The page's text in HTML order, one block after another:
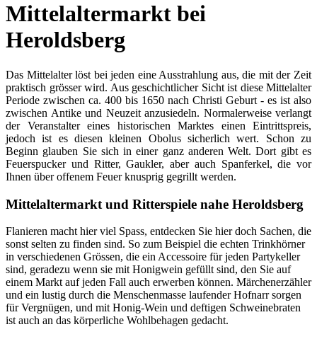
Mittelaltermarkt bei
Heroldsberg
Das Mittelalter löst bei jeden eine Ausstrahlung aus, die mit der Zeit
praktisch grösser wird. Aus geschichtlicher Sicht ist diese Mittelalter
Periode zwischen ca. 400 bis 1650 nach Christi Geburt - es ist also
zwischen Antike und Neuzeit anzusiedeln. Normalerweise verlangt
der Veranstalter eines historischen Marktes einen Eintrittspreis,
jedoch ist es diesen kleinen Obolus sicherlich wert. Schon zu
Beginn glauben Sie sich in einer ganz anderen Welt. Dort gibt es
Feuerspucker und Ritter, Gaukler, aber auch Spanferkel, die vor
Ihnen über offenem Feuer knusprig gegrillt werden.
Mittelaltermarkt und Ritterspiele nahe Heroldsberg
Flanieren macht hier viel Spass, entdecken Sie hier doch Sachen, die
sonst selten zu finden sind. So zum Beispiel die echten Trinkhörner
in verschiedenen Grössen, die ein Accessoire für jeden Partykeller
sind, geradezu wenn sie mit Honigwein gefüllt sind, den Sie auf
einem Markt auf jeden Fall auch erwerben können. Märchenerzähler
und ein lustig durch die Menschenmasse laufender Hofnarr sorgen
für Vergnügen, und mit Honig-Wein und deftigen Schweinebraten
ist auch an das körperliche Wohlbehagen gedacht.